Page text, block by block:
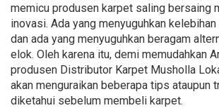
memicu produsen karpet saling bersaing
inovasi. Ada yang menyuguhkan
dan ada yang menyuguhkan beragam
elok. Oleh karena itu, demi memudahkan
produsen Distributor Karpet Musholla
akan menguraikan beberapa tips ataupun
diketahui sebelum membeli karpet.